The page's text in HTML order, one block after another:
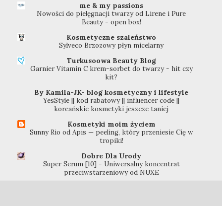
me & my passions
Nowości do pielęgnacji twarzy od Lirene i Pure
Beauty - open box!
Kosmetyczne szaleństwo
Sylveco Brzozowy płyn micelarny
Turkusoowa Beauty Blog
Garnier Vitamin C krem-sorbet do twarzy - hit czy
kit?
By Kamila-JK- blog kosmetyczny i lifestyle
YesStyle || kod rabatowy || influencer code ||
koreańskie kosmetyki jeszcze taniej
Kosmetyki moim życiem
Sunny Rio od Apis — peeling, który przeniesie Cię w
tropiki!
Dobre Dla Urody
Super Serum [10] - Uniwersalny koncentrat
przeciwstarzeniowy od NUXE